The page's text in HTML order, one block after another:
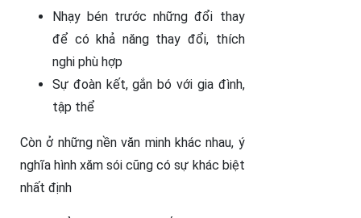
Nhạy bén trước những đổi thay
để có khả năng thay đổi, thích
nghi phù hợp
Sự đoàn kết, gắn bó với gia đình,
tập thể
Còn ở những nền văn minh khác nhau, ý
nghĩa hình xăm sói cũng có sự khác biệt
nhất định